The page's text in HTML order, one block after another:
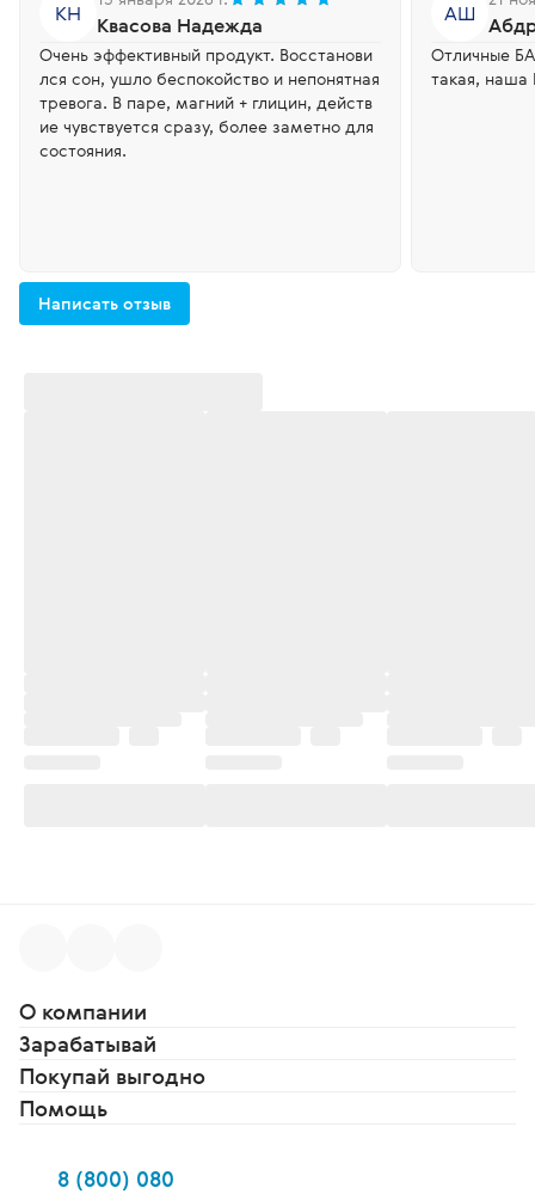
КН Квасова Надежда
Очень эффективный продукт. Восстанови
лся сон, ушло беспокойство и непонятная
тревога. В паре, магний + глицин, действ
ие чувствуется сразу, более заметно для
состояния.
АШ
Отличные БАДы. Пью и радуюсь, что есть
такая, наша
Написать отзыв
О компании
Зарабатывай
Покупай выгодно
Помощь
8 (800) 080